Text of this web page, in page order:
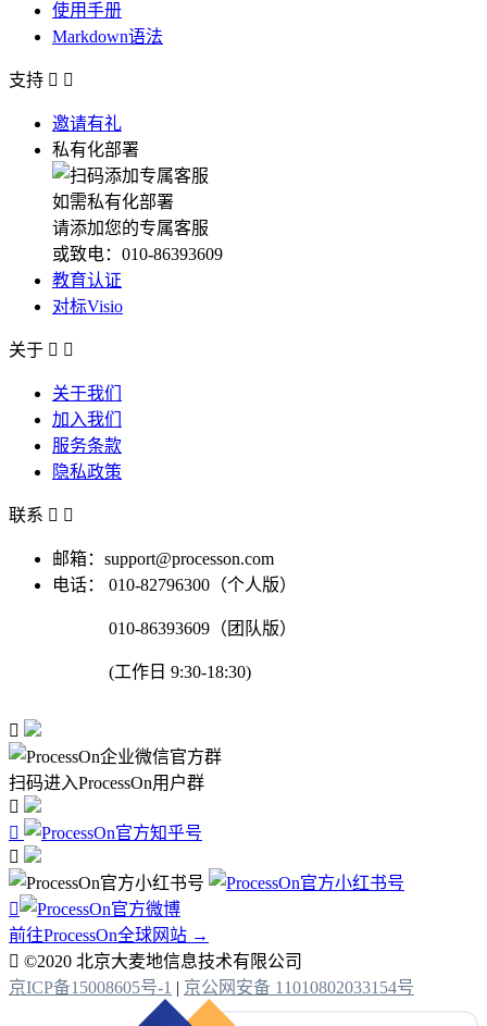
使用手册
Markdown语法
支持  
邀请有礼
私有化部署
如需私有化部署
请添加您的专属客服
或致电：010-86393609
教育认证
对标Visio
关于  
关于我们
加入我们
服务条款
隐私政策
联系  
邮箱：support@processon.com
电话：
010-82796300（个人版）
010-86393609（团队版）
(工作日 9:30-18:30)

扫码进入ProcessOn用户群




前往ProcessOn全球网站 →
 ©2020 北京大麦地信息技术有限公司
京ICP备15008605号-1 | 京公网安备 11010802033154号